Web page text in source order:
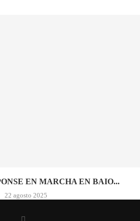
EN MARCHA EN BAIO...
22 agosto 2025